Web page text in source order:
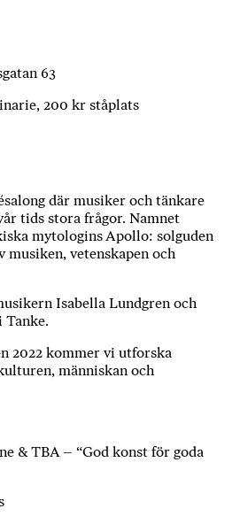
63
200 kr ståplats
där musiker och tänkare
tids stora frågor. Namnet
mytologins Apollo: solguden
musiken, vetenskapen och
Isabella Lundgren och
Tanke.
2022 kommer vi utforska
människan och
& TBA – “God konst för goda